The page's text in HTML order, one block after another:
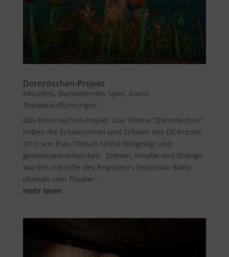
Dornröschen-Projekt
Aktuelles, Darstellendes Spiel, Kunst,
Theateraufführungen
Das Dornröschen-Projekt Das Thema “Dornröschen”
haben die Schülerinnen und Schüler des DS-Kurses
Q1/2 von Frau Förtsch selbst festgelegt und
gemeinsam entwickelt. Szenen, Inhalte und Dialoge
wurden mit Hilfe des Regisseurs Sebastian Bolitz
(damals vom Theater...
mehr lesen